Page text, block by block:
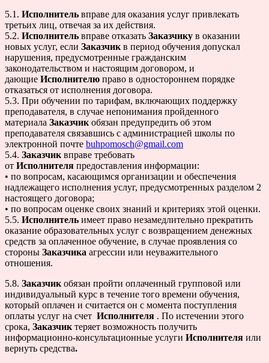
5.1. Исполнитель вправе для оказания услуг привлекать
третьих лиц, отвечая за их действия.
5.2. Исполнитель вправе отказать Заказчику в оказании
новых услуг, если Заказчик в период обучения допускал
нарушения, предусмотренные гражданским
законодательством и настоящим договором, и
дающие Исполнителю право в одностороннем порядке
отказаться от исполнения договора.
5.3. При обучении по тарифам, включающих поддержку
преподавателя, в случае непонимания пройденного
материала Заказчик обязан предупредить об этом
преподавателя связавшись с администрацией школы по
электронной почте buhpomosch@gmail.com
5.4. Заказчик вправе требовать
от Исполнителя предоставления информации:
• по вопросам, касающимся организации и обеспечения
надлежащего исполнения услуг, предусмотренных разделом 2
настоящего договора;
• по вопросам оценке своих знаний и критериях этой оценки.
5.5. Исполнитель имеет право незамедлительно прекратить
оказание образовательных услуг с возвращением денежных
средств за оплаченное обучение, в случае проявления со
стороны Заказчика агрессии или неуважительного
отношения.
5.8. Заказчик обязан пройти оплаченный групповой или
индивидуальный курс в течение того времени обучения,
который оплачен и считается он с момента поступления
оплаты услуг на счет Исполнителя . По истечении этого
срока, Заказчик теряет возможность получить
информационно-консультационные услуги Исполнителя или
вернуть средства.